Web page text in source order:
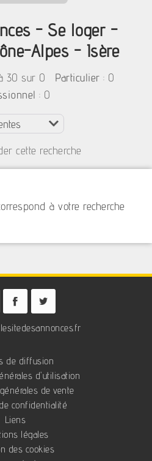
- Se loger -
Alpes - Isère
30 sur 0 Particulier : 0
: 0
cette recherche
à votre recherche
lesitedesannonces.fr
de diffusion
d'utilisation
de vente
confidentialité
Liens
légales
des cookies